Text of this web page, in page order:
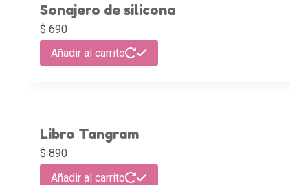
Sonajero de silicona
$ 690
Añadir al carrito
Libro Tangram
$ 890
Añadir al carrito